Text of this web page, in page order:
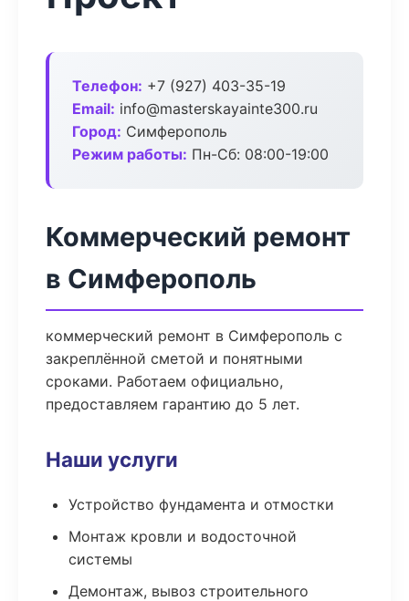
Телефон: +7 (927) 403-35-19
Email: info@masterskayainte300.ru
Город: Симферополь
Режим работы: Пн-Сб: 08:00-19:00
Коммерческий ремонт
в Симферополь
коммерческий ремонт в Симферополь с
закреплённой сметой и понятными
сроками. Работаем официально,
предоставляем гарантию до 5 лет.
Наши услуги
Устройство фундамента и отмостки
Монтаж кровли и водосточной
системы
Демонтаж, вывоз строительного